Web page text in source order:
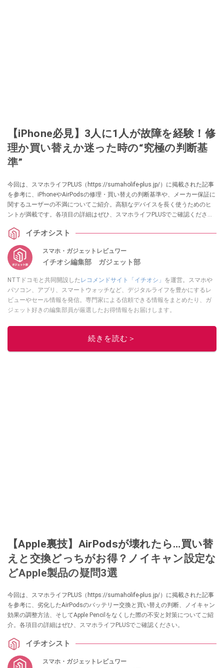
【iPhone必見】3人に1人が故障を経験！修
理か買い替えか迷った時の“究極の判断基
準”
今回は、スマホライフPLUS（https://sumaholife-plus.jp/）に掲載された記事
を参考に、iPhoneやAirPodsの修理・買い替えの判断基準や、メーカー保証に
関するユーザーの不満についてご紹介。高額なデバイスを長く使うためのヒ
ントが満載です。各項目の詳細はぜひ、スマホライフPLUSでご確認くださ
イチオシスト
スマホ・ガジェットレビュワー
イチオシ編集部 ガジェット部
NTTドコモと共同開設した レコメンドサイト「イチオシ」 を運営。スマホや
パソコン、アプリ、スマートウォッチなど、デジタルライフを豊かにするレ
ビューやセール情報を発信。専門家による信頼できる情報をまとめたり、ガ
ジェット好きの編集部員が厳選したお得情報をお届けします。
このイチオシストの他の記事を読む
続きを読む＞
【Apple裏技】AirPodsが壊れたら…買い替
えと交換どっちがお得？ノイキャン設定な
どApple製品の疑問3選
今回は、スマホライフPLUS（https://sumaholife-plus.jp/）に掲載された記事
を参考に、劣化したAirPodsのバッテリー交換と買い替えの判断、ノイキャン
効果の調整方法、そしてApple Pencilをなくした際の不安と対策についてご紹
介。各項目の詳細はぜひ、スマホライフPLUSでご確認ください。
イチオシスト
スマホ・ガジェットレビュワー